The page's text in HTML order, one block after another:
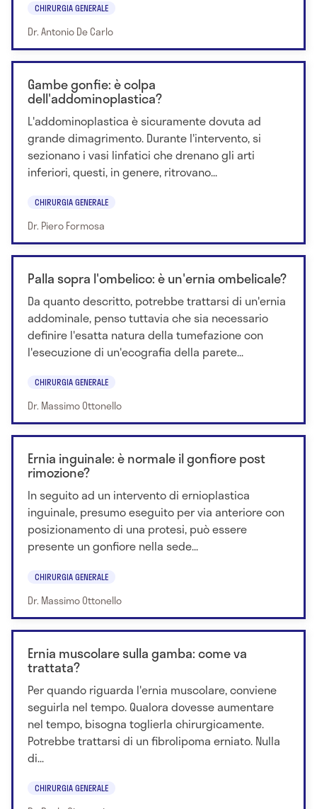
CHIRURGIA GENERALE
Dr. Antonio De Carlo
Gambe gonfie: è colpa
dell'addominoplastica?
L'addominoplastica è sicuramente dovuta ad
grande dimagrimento. Durante l'intervento, si
sezionano i vasi linfatici che drenano gli arti
inferiori, questi, in genere, ritrovano...
CHIRURGIA GENERALE
Dr. Piero Formosa
Palla sopra l'ombelico: è un'ernia ombelicale?
Da quanto descritto, potrebbe trattarsi di un'ernia
addominale, penso tuttavia che sia necessario
definire l'esatta natura della tumefazione con
l'esecuzione di un'ecografia della parete...
CHIRURGIA GENERALE
Dr. Massimo Ottonello
Ernia inguinale: è normale il gonfiore post
rimozione?
In seguito ad un intervento di ernioplastica
inguinale, presumo eseguito per via anteriore con
posizionamento di una protesi, può essere
presente un gonfiore nella sede...
CHIRURGIA GENERALE
Dr. Massimo Ottonello
Ernia muscolare sulla gamba: come va
trattata?
Per quando riguarda l'ernia muscolare, conviene
seguirla nel tempo. Qualora dovesse aumentare
nel tempo, bisogna toglierla chirurgicamente.
Potrebbe trattarsi di un fibrolipoma erniato. Nulla
di...
CHIRURGIA GENERALE